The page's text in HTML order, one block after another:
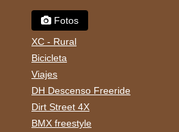
Fotos
XC - Rural
Bicicleta
Viajes
DH Descenso Freeride
Dirt Street 4X
BMX freestyle